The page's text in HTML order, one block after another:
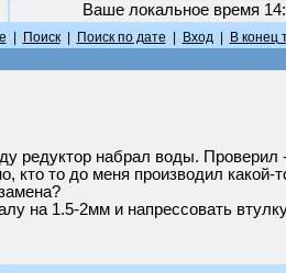
Ваше локальное время
Поиск| Поиск по дате Вход| В конец
редуктор набрал воды. Проверил
то до меня производил какой-
на 1.5-2мм и напрессовать